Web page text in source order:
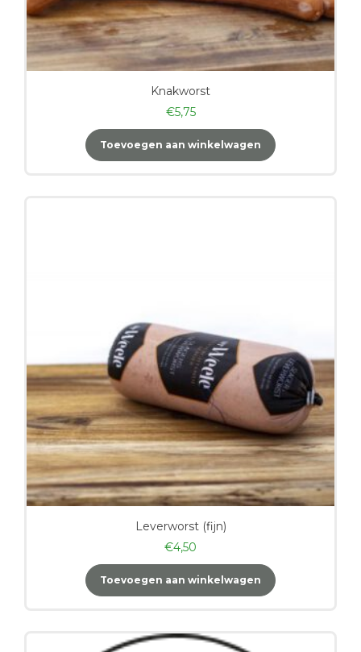
Knakworst
€5,75
Toevoegen aan winkelwagen
Leverworst (fijn)
€4,50
Toevoegen aan winkelwagen